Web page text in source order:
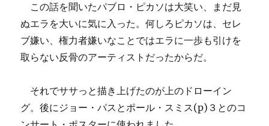
この話を聞いたパブロ・ピカソは大笑い、まだ見
ぬエラを大いに気に入った。何しろピカソは、セレ
ブ嫌い、権力者嫌いなことではエラに一歩も引けを
取らない反骨のアーティストだったからだ。
それでササっと描き上げたのが上のドローイン
グ。後にジョー・パスとポール・スミス(p)３とのコ